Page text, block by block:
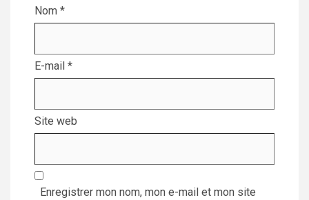
Nom *
E-mail *
Site web
Enregistrer mon nom, mon e-mail et mon site